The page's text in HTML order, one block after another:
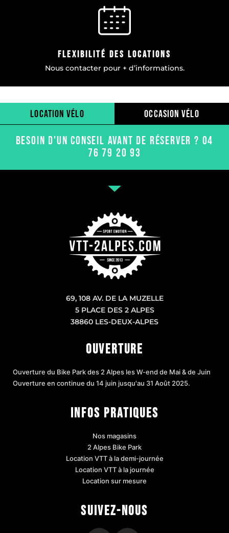
flexibilité des locations
Nous contacter pour + d’informations.
location vélo occasion vélo
BESOIN D'UN CONSEIL AVANT DE RÉSERVER ? 04
76 79 20 93
69, 108 AV. DE LA MUZELLE
5 PLACE DES 2 ALPES
38860 LES-DEUX-ALPES
OUVERTURE
Ouverture du Bike Park des 2 Alpes les W-end de Mai & de Juin
Ouverture en continue du 14 juin jusqu'au 31 Août 2025.
INFOS PRATIQUES
Nos magasins
2 Alpes Bike Park
Location VTT à la demi-journée
Location VTT à la journée
Location sur mesure
SUIVEZ-NOUS